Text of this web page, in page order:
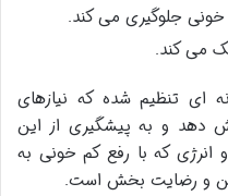
جلوگیری می کند.
می کند.
ای تنظیم شده که نیازهای
دهد و به پیشگیری از این
که با رفع کم خونی به
و رضایت بخش است.